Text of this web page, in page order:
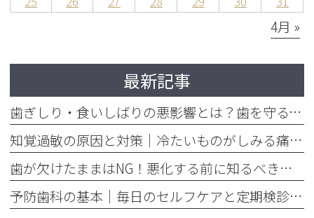
4月 »
最新記事
歯ぎしり・食いしばりの悪影響とは？歯を守るマウスピースの役割
知覚過敏の原因と対策｜冷たいものがしみる痛みを今すぐ和らげる方法
歯が欠けたままはNG！悪化する前に知るべき応急処置と歯医者での治療
予防歯科の基本｜毎日のセルフケアと定期検診で将来の歯を守る方法